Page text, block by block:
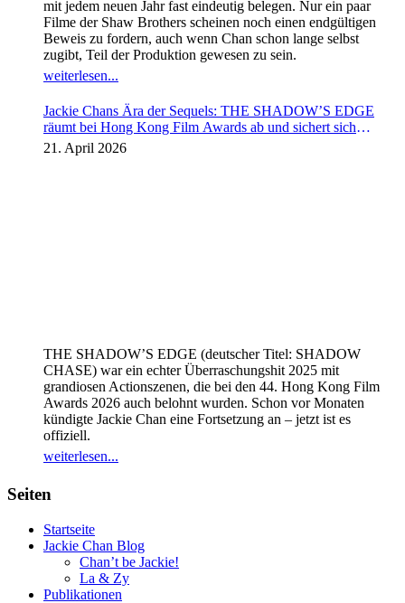
mit jedem neuen Jahr fast eindeutig belegen. Nur ein paar
Filme der Shaw Brothers scheinen noch einen endgültigen
Beweis zu fordern, auch wenn Chan schon lange selbst
zugibt, Teil der Produktion gewesen zu sein.
weiterlesen...
Jackie Chans Ära der Sequels: THE SHADOW’S EDGE
räumt bei Hong Kong Film Awards ab und sichert sich
Fortsetzung
21. April 2026
THE SHADOW’S EDGE (deutscher Titel: SHADOW
CHASE) war ein echter Überraschungshit 2025 mit
grandiosen Actionszenen, die bei den 44. Hong Kong Film
Awards 2026 auch belohnt wurden. Schon vor Monaten
kündigte Jackie Chan eine Fortsetzung an – jetzt ist es
offiziell.
weiterlesen...
Seiten
Startseite
Jackie Chan Blog
Chan’t be Jackie!
La & Zy
Publikationen